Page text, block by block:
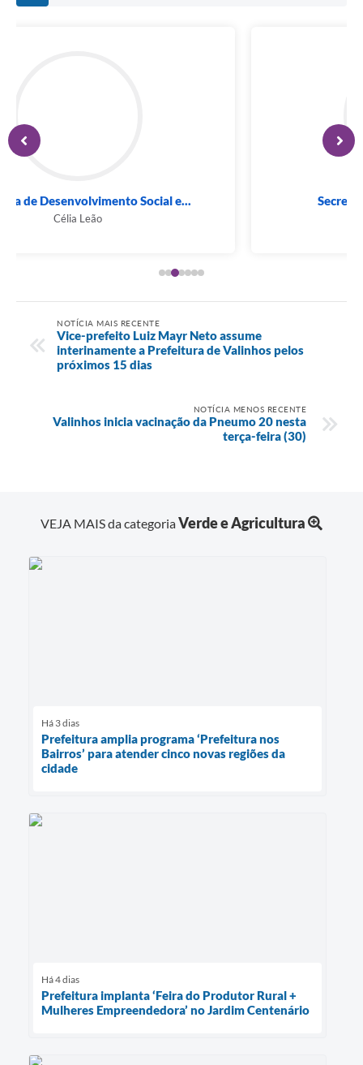
Secretaria de Mobilidade Urbana
NOTÍCIA MAIS RECENTE
Vice-prefeito Luiz Mayr Neto assume
interinamente a Prefeitura de Valinhos pelos
próximos 15 dias
NOTÍCIA MENOS RECENTE
Valinhos inicia vacinação da Pneumo 20 nesta
terça-feira (30)
VEJA MAIS da categoriaVerde e Agricultura
Há 3 dias
Prefeitura amplia programa ‘Prefeitura nos
Bairros’ para atender cinco novas regiões da
cidade
Há 4 dias
Prefeitura implanta ‘Feira do Produtor Rural +
Mulheres Empreendedora’ no Jardim Centenário